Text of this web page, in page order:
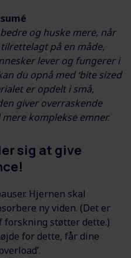
og huske mere, når
på en måde,
lever og fungerer i
du opnå med ‘bite sized
er opdelt i små,
giver overraskende
komplekse emner.
sig at give
Hjernen skal
ny viden. (Det er
forskning støtter dette.)
for dette, får dine